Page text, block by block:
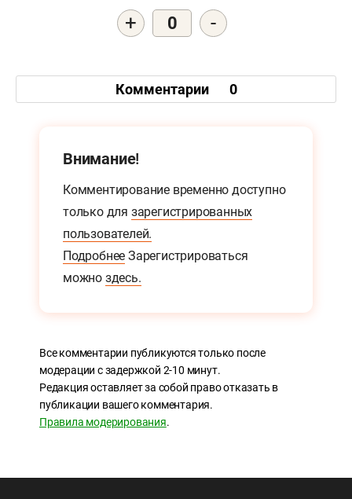
+ 0 -
Комментарии 0
Внимание!
Комментирование временно доступно
только для зарегистрированных
пользователей.
Подробнее Зарегистрироваться
можно здесь.
Все комментарии публикуются только после
модерации с задержкой 2-10 минут.
Редакция оставляет за собой право отказать в
публикации вашего комментария.
Правила модерирования.